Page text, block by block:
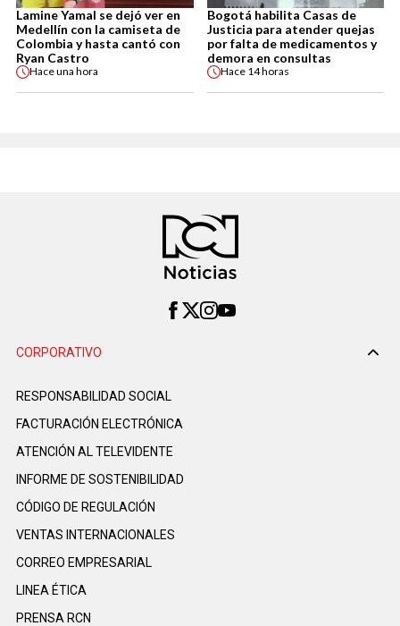
Lamine Yamal se dejó ver en
Medellín con la camiseta de
Colombia y hasta cantó con
Ryan Castro
Haceuna hora
Bogotá habilita Casas de
Justicia para atender quejas
por falta de medicamentos y
demora en consultas
Hace 14 horas
CORPORATIVO
RESPONSABILIDAD SOCIAL
FACTURACIÓN ELECTRÓNICA
ATENCIÓN AL TELEVIDENTE
INFORME DE SOSTENIBILIDAD
CÓDIGO DE REGULACIÓN
VENTAS INTERNACIONALES
CORREO EMPRESARIAL
LINEA ÉTICA
PRENSA RCN